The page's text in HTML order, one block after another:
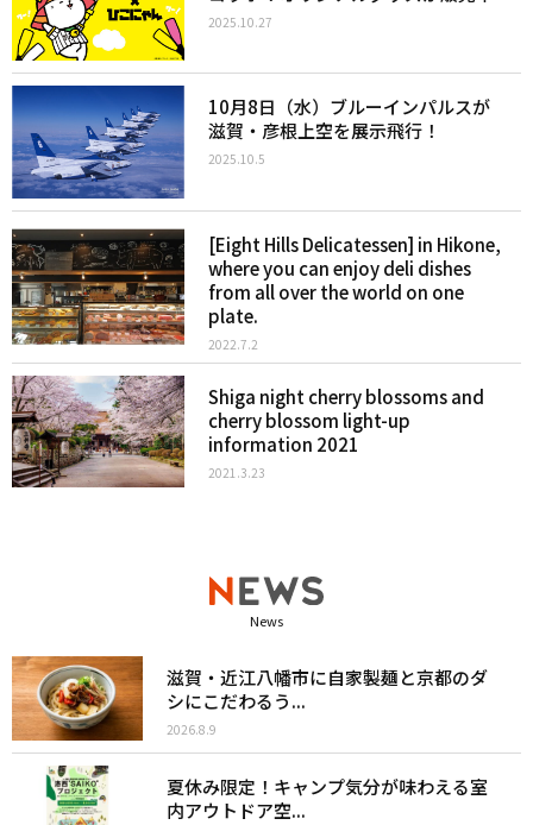
2025.10.27
10月8日（水）ブルーインパルスが
滋賀・彦根上空を展示飛行！
2025.10.5
[Eight Hills Delicatessen] in Hikone,
where you can enjoy deli dishes
from all over the world on one
plate.
2022.7.2
Shiga night cherry blossoms and
cherry blossom light-up
information 2021
2021.3.23
News
滋賀・近江八幡市に自家製麺と京都のダ
シにこだわるう...
2026.8.9
夏休み限定！キャンプ気分が味わえる室
内アウトドア空...